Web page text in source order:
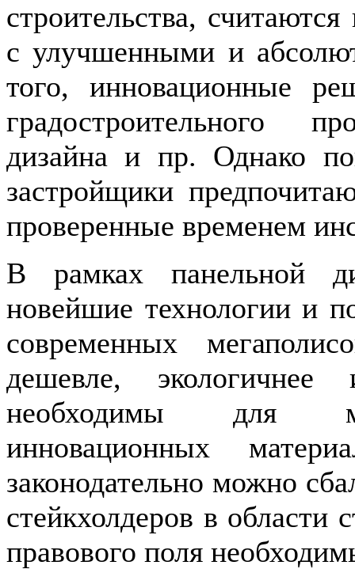
строительства,
с улучшенными и
того, инновационные
градостроительного
дизайна и пр. Однако
застройщики
проверенные временем
В рамках панельной
новейшие технологии и
современных
дешевле,
необходимы для
инновационных
законодательно можно
стейкхолдеров в области
правового поля